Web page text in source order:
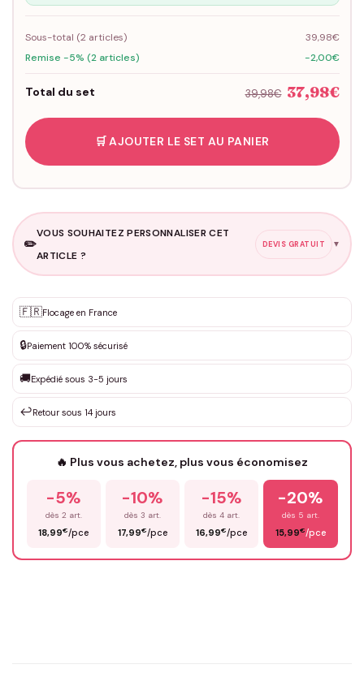
Sous-total (2articles)
39,98€
Remise -5% (2 articles)
-2,00€
Total du set 39,98€ 37,98€
🛒 AJOUTER LE SET AU PANIER
✏️
VOUS SOUHAITEZ PERSONNALISER CET
ARTICLE ?
DEVIS GRATUIT ▼
✨ Personnalisation sur mesure
DEVIS GRATUIT · Personnalisation de 3 à 10€ selon la demande
Que souhaitez-vous ?*
Votre texte / idée*
Prénom*
🇫🇷Flocage en France
🔒Paiement 100% sécurisé
🚚Expédié sous 3-5 jours
↩️Retour sous 14 jours
🔥 Plus vous achetez, plus vous économisez
-5%
dès 2 art.
18,99€/pce
-10%
dès 3 art.
17,99€/pce
-15%
dès 4 art.
16,99€/pce
-20%
dès 5 art.
15,99€/pce